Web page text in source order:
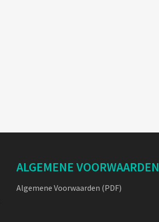
ALGEMENE VOORWAARDEN
Algemene Voorwaarden (PDF)